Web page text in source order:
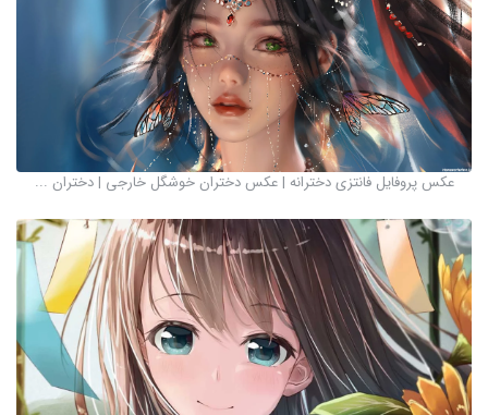
عکس پروفایل فانتزی دخترانه | عکس دختران خوشگل خارجی | دختران ...